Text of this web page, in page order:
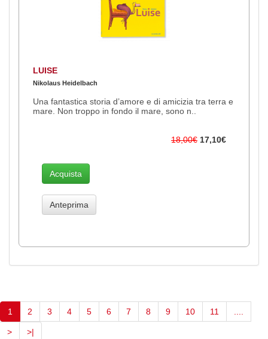
LUISE
Nikolaus Heidelbach
Una fantastica storia d’amore e di amicizia tra terra e
mare. Non troppo in fondo il mare, sono n..
18,00€ 17,10€
Acquista
Anteprima
1 (current)
2 3 4 5 6 7 8 9 10 11
> >|